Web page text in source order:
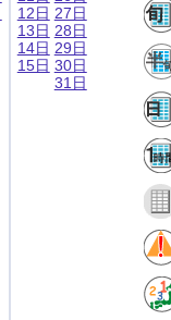
12日
13日
14日
15日
27日
28日
29日
30日
31日